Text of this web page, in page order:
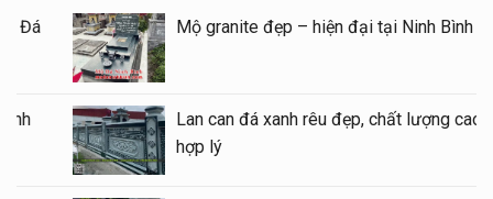
Xây Lăng Mộ đá uy tín trên toàn quốc – Đá
Mỹ Nghệ Ninh Bình
Báo giá xây Mộ đá đôi 1 mái đẹp tại Ninh
Bình cuối năm 2026